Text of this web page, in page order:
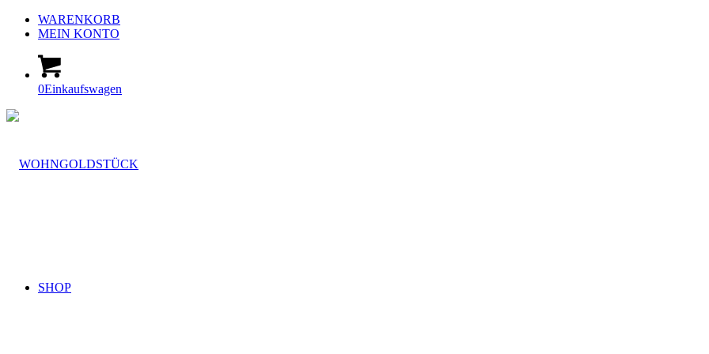
WARENKORB
MEIN KONTO
0Einkaufswagen
SHOP